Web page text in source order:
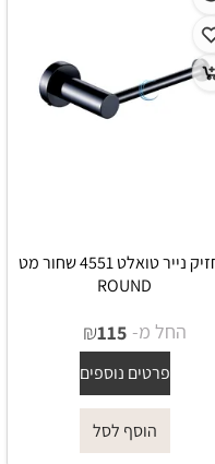
מחזיק נייר טואלט 4551 שחור מט
ROUND
החל מ- ₪115
פרטים נוספים
הוסף לסל